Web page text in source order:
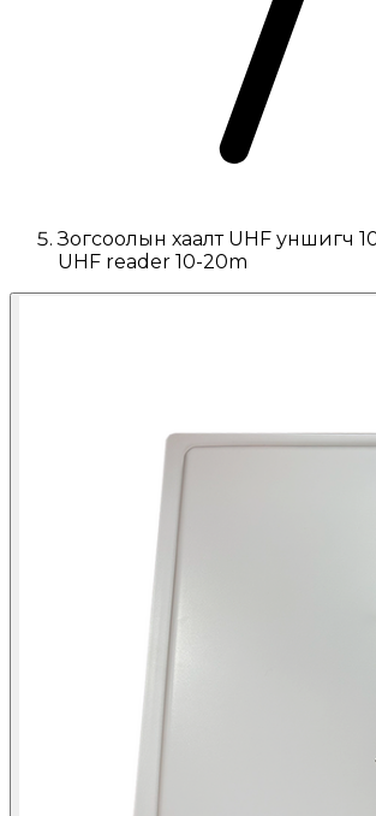
Зогсоолын хаалт UHF уншигч
UHF reader 10-20m